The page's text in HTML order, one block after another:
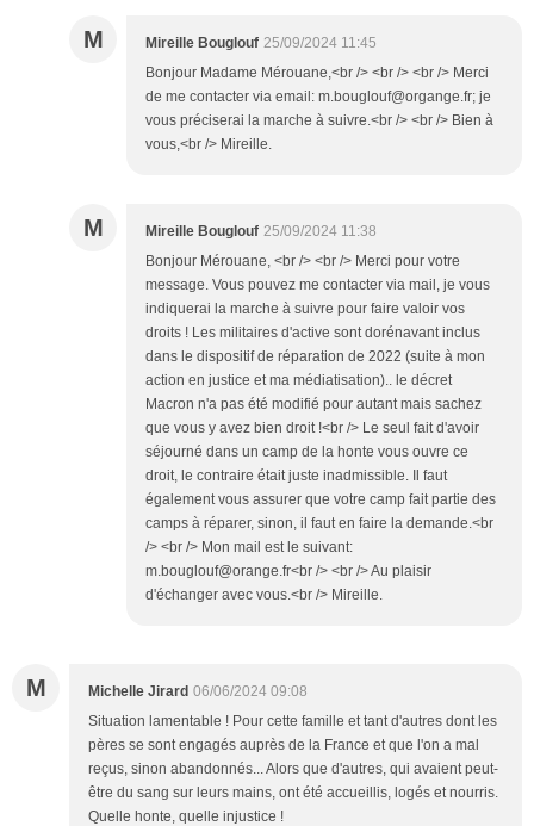
M Mireille Bouglouf 25/09/2024 11:45
Bonjour Madame Mérouane,<br /> <br /> <br /> Merci
de me contacter via email: m.bouglouf@organge.fr; je
vous préciserai la marche à suivre.<br /> <br /> Bien à
vous,<br /> Mireille.
M Mireille Bouglouf 25/09/2024 11:38
Bonjour Mérouane, <br /> <br /> Merci pour votre
message. Vous pouvez me contacter via mail, je vous
indiquerai la marche à suivre pour faire valoir vos
droits ! Les militaires d'active sont dorénavant inclus
dans le dispositif de réparation de 2022 (suite à mon
action en justice et ma médiatisation).. le décret
Macron n'a pas été modifié pour autant mais sachez
que vous y avez bien droit !<br /> Le seul fait d'avoir
séjourné dans un camp de la honte vous ouvre ce
droit, le contraire était juste inadmissible. Il faut
également vous assurer que votre camp fait partie des
camps à réparer, sinon, il faut en faire la demande.<br
/> <br /> Mon mail est le suivant:
m.bouglouf@orange.fr<br /> <br /> Au plaisir
d'échanger avec vous.<br /> Mireille.
M Michelle Jirard 06/06/2024 09:08
Situation lamentable ! Pour cette famille et tant d'autres dont les
pères se sont engagés auprès de la France et que l'on a mal
reçus, sinon abandonnés... Alors que d'autres, qui avaient peut-
être du sang sur leurs mains, ont été accueillis, logés et nourris.
Quelle honte, quelle injustice !